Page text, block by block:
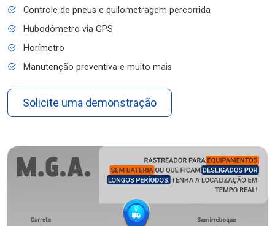
Controle de pneus e quilometragem percorrida
Hubodômetro via GPS
Horímetro
Manutenção preventiva e muito mais
Solicite uma demonstração